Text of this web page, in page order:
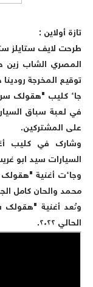
تازة أولاين :
طرحت لايف ستايلز
المصري الشاب زين
توقيع المخرجة
جاء كليب "هقولك
في لعبة سباق
على المشتركين.
وشارك في كليب
السيارات سيد ابو
وجاءت أغنية
محمد والحان كامل
وتُعد أغنية "هقولك
الحالي ٢٠٢٢.